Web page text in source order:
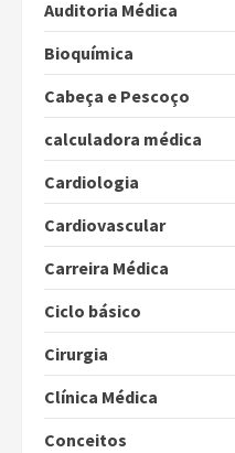
Auditoria Médica
Bioquímica
Cabeça e Pescoço
calculadora médica
Cardiologia
Cardiovascular
Carreira Médica
Ciclo básico
Cirurgia
Clínica Médica
Conceitos